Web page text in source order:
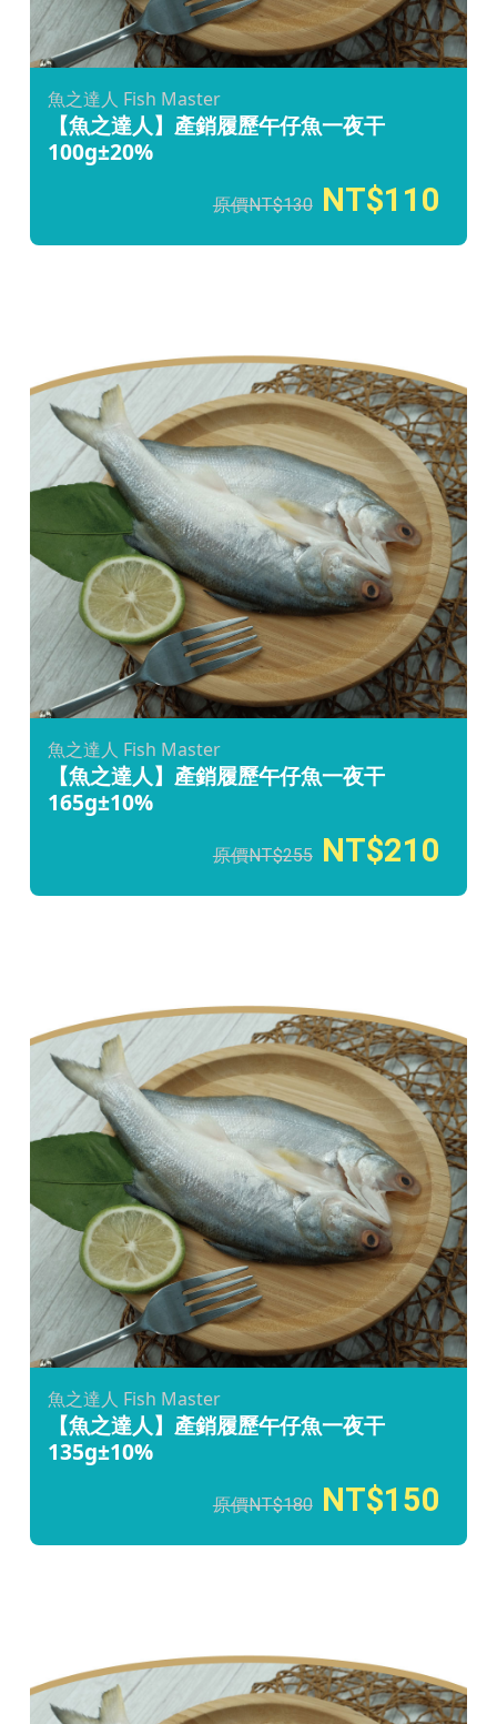
魚之達人 Fish Master
【魚之達人】產銷履歷午仔魚一夜干
100g±20%
130 110
魚之達人 Fish Master
【魚之達人】產銷履歷午仔魚一夜干
165g±10%
255 210
魚之達人 Fish Master
【魚之達人】產銷履歷午仔魚一夜干
135g±10%
180 150